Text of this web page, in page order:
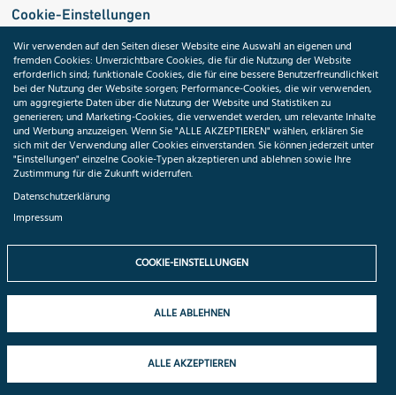
Cookie-Einstellungen
Medizininformatik-Initiative
ToolPool Gesundheitsforschung
Folgen Sie uns:
© 2026 TMF e.V. All rights reserved.
Wir verwenden auf den Seiten dieser Website eine Auswahl an eigenen und
fremden Cookies: Unverzichtbare Cookies, die für die Nutzung der Website
erforderlich sind; funktionale Cookies, die für eine bessere Benutzerfreundlichkeit
bei der Nutzung der Website sorgen; Performance-Cookies, die wir verwenden,
um aggregierte Daten über die Nutzung der Website und Statistiken zu
generieren; und Marketing-Cookies, die verwendet werden, um relevante Inhalte
und Werbung anzuzeigen. Wenn Sie "ALLE AKZEPTIEREN" wählen, erklären Sie
sich mit der Verwendung aller Cookies einverstanden. Sie können jederzeit unter
"Einstellungen" einzelne Cookie-Typen akzeptieren und ablehnen sowie Ihre
Zustimmung für die Zukunft widerrufen.
Datenschutzerklärung
Impressum
COOKIE-EINSTELLUNGEN
ALLE ABLEHNEN
ALLE AKZEPTIEREN